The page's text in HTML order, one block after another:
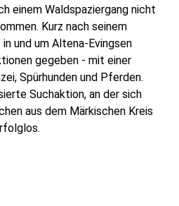
einem Waldspaziergang nicht
Kurz nach seinem
und um Altena-Evingsen
gegeben - mit einer
Spürhunden und Pferden.
Suchaktion, an der sich
aus dem Märkischen Kreis